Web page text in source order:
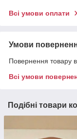
Всі умови оплати
Умови
Повернення товару
Всі умови
Подібні товари